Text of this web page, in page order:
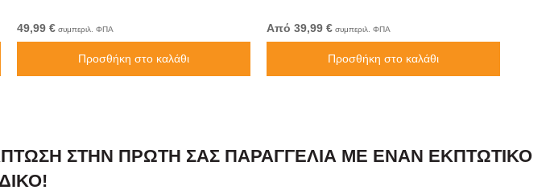
49,99 € συμπεριλ. ΦΠΑ
Προσθήκη στο καλάθι
Από 39,99 € συμπεριλ. ΦΠΑ
Προσθήκη στο καλάθι
ΣΤΗΝ ΠΡΏΤΗ ΣΑΣ ΠΑΡΑΓΓΕΛΊΑ ΜΕ ΈΝΑΝ ΕΚΠΤΩΤΙΚΌ